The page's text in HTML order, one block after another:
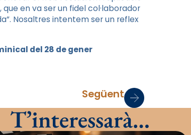
en va ser un fidel col·laborador
Nosaltres intentem ser un reflex
del 28 de gener
Següent
T’interessarà…